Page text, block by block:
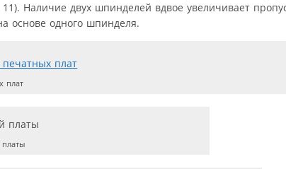
Наличие двух шпинделей вдвое увеличивает
основе одного шпинделя.
плат
платы